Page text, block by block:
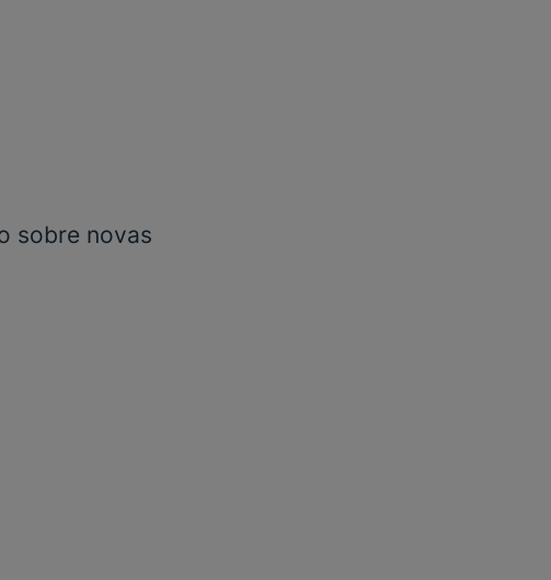
sobre novas